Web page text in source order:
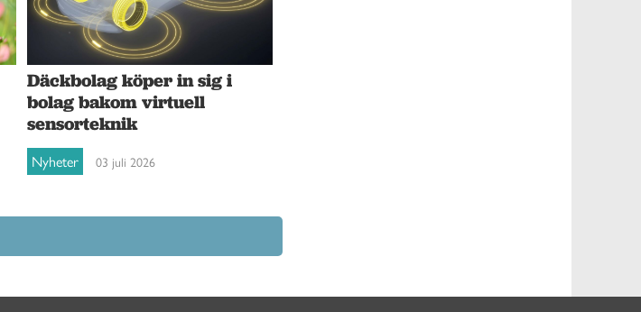
Däckbolag köper in sig i
bolag bakom virtuell
sensorteknik
Nyheter 03 juli 2026